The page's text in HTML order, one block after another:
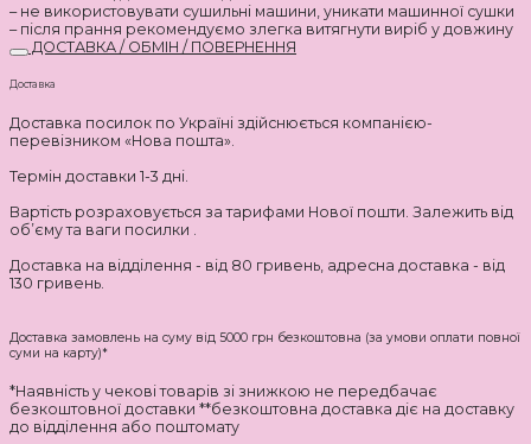
– не використовувати сушильні машини, уникати машинної сушки
– після прання рекомендуємо злегка витягнути виріб у довжину
ДОСТАВКА / ОБМІН / ПОВЕРНЕННЯ
Доставка
Доставка посилок по Україні здійснюється компанією-
перевізником «Нова пошта».
Термін доставки 1-3 дні.
Вартість розраховується за тарифами Нової пошти. Залежить від
об’єму та ваги посилки .
Доставка на відділення - від 80 гривень, адресна доставка - від
130 гривень.
Доставка замовлень на суму від 5000 грн безкоштовна (за умови оплати повної
суми на карту)*
*Наявність у чекові товарів зі знижкою не передбачає
безкоштовної доставки **безкоштовна доставка діє на доставку
до відділення або поштомату